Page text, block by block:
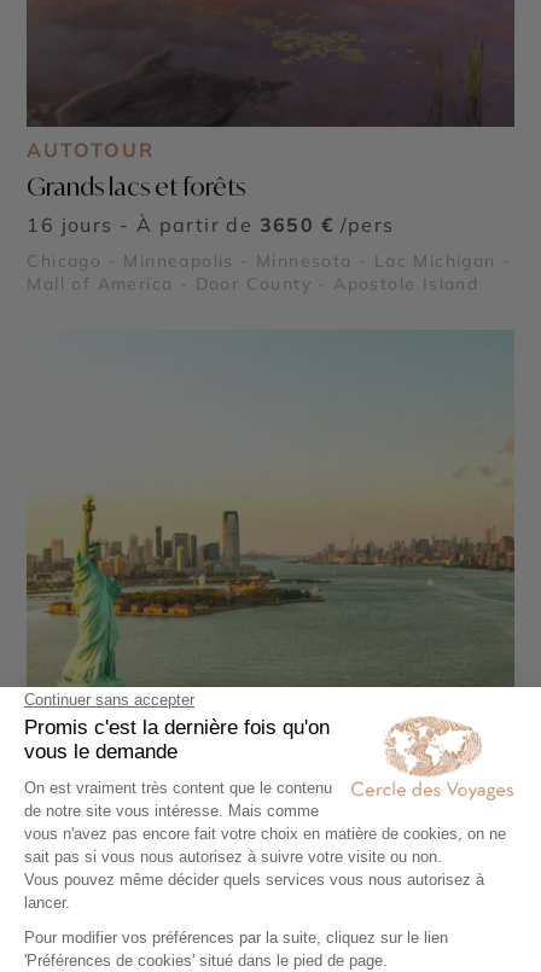
AUTOTOUR
Grands lacs et forêts
16 jours - À partir de 3650 € /pers
Chicago - Minneapolis - Minnesota - Lac Michigan -
Mall of America - Door County - Apostole Island
CROISIÈRE
Mythique transatlantique à bord du Queen
Mary 2